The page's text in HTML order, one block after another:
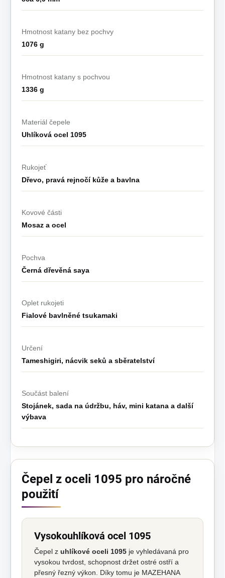
Hmotnost katany bez pochvy
1076 g
Hmotnost katany s pochvou
1336 g
Materiál čepele
Uhlíková ocel 1095
Rukojeť
Dřevo, pravá rejnočí kůže a bavlna
Kovové části
Mosaz a ocel
Pochva
Černá dřevěná saya
Oplet rukojeti
Fialové bavlněné tsukamaki
Určení
Tameshigiri, nácvik seků a sběratelství
Součást balení
Stojánek, sada na údržbu, háv, mini katana a další
výbava
Čepel z oceli 1095 pro náročné
použití
Vysokouhlíková ocel 1095
Čepel z uhlíkové oceli 1095 je vyhledávaná pro
vysokou tvrdost, schopnost držet ostré ostří a
přesný řezný výkon. Díky tomu je MAZEHANA